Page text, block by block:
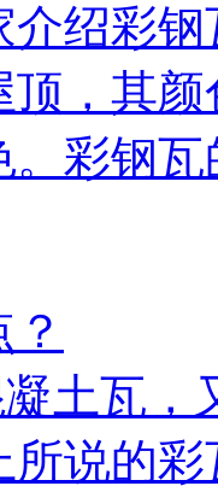
绍彩
，其
。彩钢
土瓦，
说的